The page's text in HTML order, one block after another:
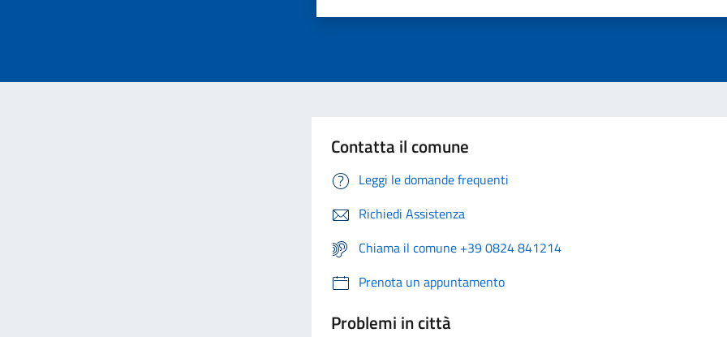
Contatta il comune
Leggi le domande frequenti
Richiedi Assistenza
Chiama il comune +39 0824 841214
Prenota un appuntamento
Problemi in città